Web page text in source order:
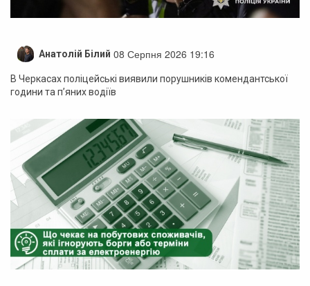
Анатолій Білий 08 Серпня 2026 19:16
В Черкасах поліцейські виявили порушників комендантської
години та п’яних водіїв